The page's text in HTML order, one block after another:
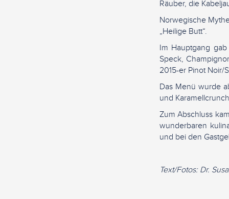
Räuber, die
Norwegische
„Heilige Butt“.
Im Hauptgang
Speck,
2015-er Pinot Noir/
Das Menü wurde
und
Zum Abschluss
wunderbaren
und bei den
Text/Fotos: Dr.